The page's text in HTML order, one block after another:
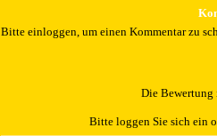
Bitte einloggen, um einen Kommentar zu
Die
Bitte loggen Sie sich ein